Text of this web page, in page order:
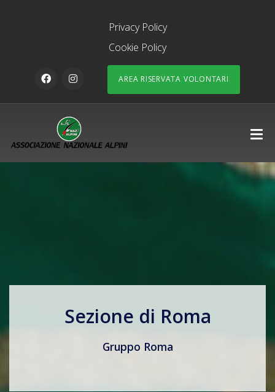
Privacy Policy
Cookie Policy
AREA RISERVATA VOLONTARI
Sezione di Roma
Gruppo Roma